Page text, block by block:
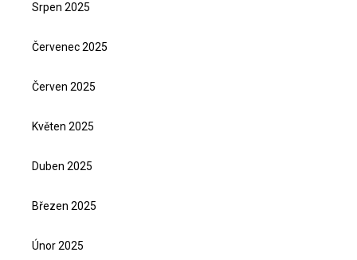
Srpen 2025
Červenec 2025
Červen 2025
Květen 2025
Duben 2025
Březen 2025
Únor 2025